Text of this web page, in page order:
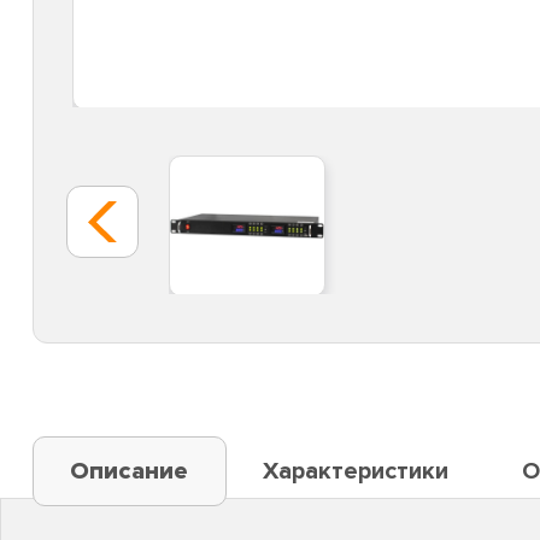
Описание Характеристики